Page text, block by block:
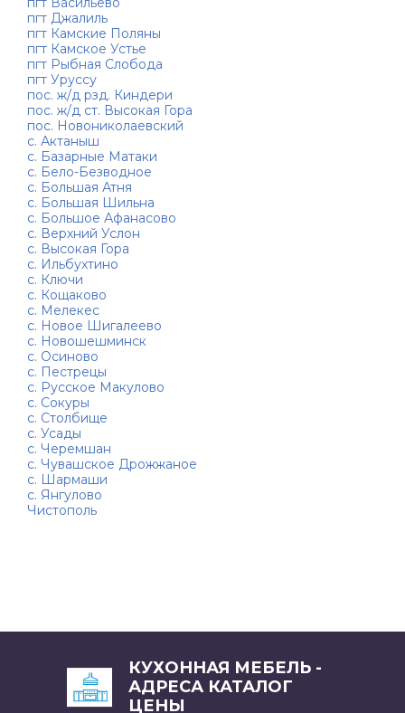
пгт Джалиль
пгт Камские Поляны
пгт Камское Устье
пгт Рыбная Слобода
пгт Уруссу
пос. ж/д рзд. Киндери
пос. ж/д ст. Высокая Гора
пос. Новониколаевский
с. Актаныш
с. Базарные Матаки
с. Бело-Безводное
с. Большая Атня
с. Большая Шильна
с. Большое Афанасово
с. Верхний Услон
с. Высокая Гора
с. Ильбухтино
с. Ключи
с. Кощаково
с. Мелекес
с. Новое Шигалеево
с. Новошешминск
с. Осиново
с. Пестрецы
с. Русское Макулово
с. Сокуры
с. Столбище
с. Усады
с. Черемшан
с. Чувашское Дрожжаное
с. Шармаши
с. Янгулово
Чистополь
КУХОННАЯ МЕБЕЛЬ -
АДРЕСА КАТАЛОГ
ЦЕНЫ